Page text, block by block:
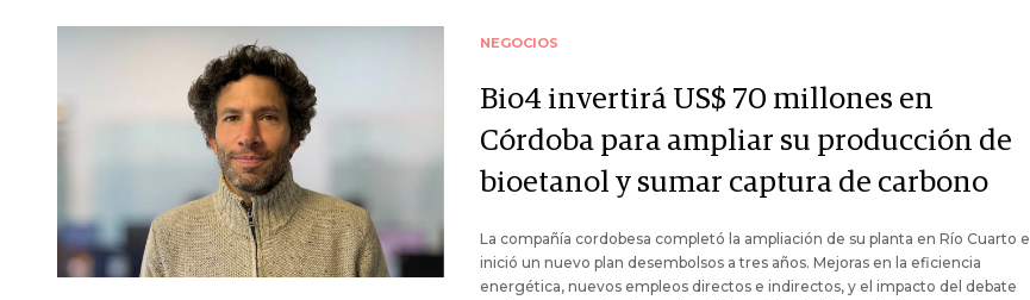
NEGOCIOS
Bio4 invertirá US$ 70 millones en
Córdoba para ampliar su producción de
bioetanol y sumar captura de carbono
La compañía cordobesa completó la ampliación de su planta en Río Cuarto e
inició un nuevo plan desembolsos a tres años. Mejoras en la eficiencia
energética, nuevos empleos directos e indirectos, y el impacto del debate